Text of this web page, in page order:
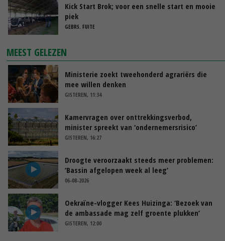
Kick Start Brok; voor een snelle start en mooie
piek
GEBRS. FUITE
MEEST GELEZEN
Ministerie zoekt tweehonderd agrariërs die
mee willen denken
GISTEREN, 11:34
Kamervragen over onttrekkingsverbod,
minister spreekt van ‘ondernemersrisico’
GISTEREN, 16:27
Droogte veroorzaakt steeds meer problemen:
‘Bassin afgelopen week al leeg’
06-08-2026
Oekraïne-vlogger Kees Huizinga: ‘Bezoek van
de ambassade mag zelf groente plukken’
GISTEREN, 12:00